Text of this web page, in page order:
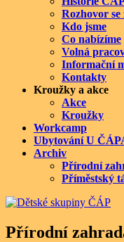
Rozhovor
Kdo jsme
Co nabízíme
Volná
Informační
Kontakty
Kroužky a akce
Akce
Kroužky
Workcamp
Ubytování U
Archiv
Přírodní
Příměstský
Přírodní